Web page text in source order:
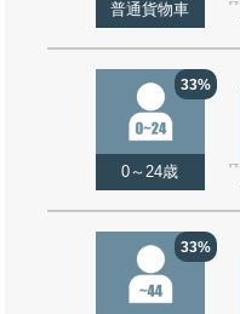
普通貨物車
33%
0～24歳
33%